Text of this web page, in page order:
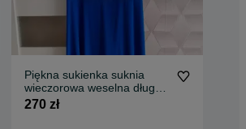
Piękna sukienka suknia
wieczorowa weselna długa
48/50/52 XXL
270 zł